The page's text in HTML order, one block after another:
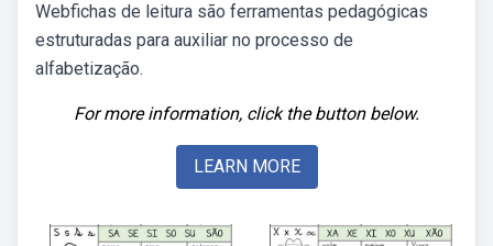
Webfichas de leitura são ferramentas pedagógicas
estruturadas para auxiliar no processo de
alfabetização.
For more information, click the button below.
LEARN MORE